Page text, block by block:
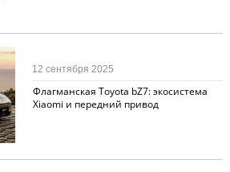
Флагманская Toyota bZ7: экосистема
Xiaomi и передний привод
12 сентября 2025